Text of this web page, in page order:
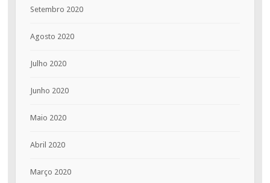
Setembro 2020
Agosto 2020
Julho 2020
Junho 2020
Maio 2020
Abril 2020
Março 2020